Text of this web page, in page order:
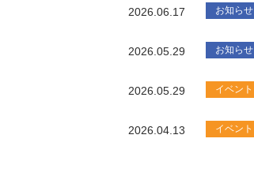
2026.06.17 お知らせ
2026.05.29 お知らせ
2026.05.29 イベント
2026.04.13 イベント